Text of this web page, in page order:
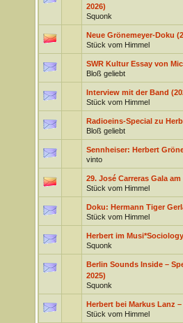
2026)
Squonk
Neue Grönemeyer-Doku
Stück vom Himmel
SWR Kultur Essay von
Bloß geliebt
Interview mit der Band
Stück vom Himmel
Radioeins-Special zu
Bloß geliebt
Sennheiser: Herbert
vinto
29. José Carreras Gala am
Stück vom Himmel
Doku: Hermann Tiger
Stück vom Himmel
Herbert im
Squonk
Berlin Sounds Inside –
2025)
Squonk
Herbert bei Markus Lanz –
Stück vom Himmel